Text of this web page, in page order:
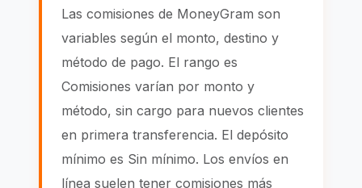
Las comisiones de MoneyGram son
variables según el monto, destino y
método de pago. El rango es
Comisiones varían por monto y
método, sin cargo para nuevos clientes
en primera transferencia. El depósito
mínimo es Sin mínimo. Los envíos en
línea suelen tener comisiones más